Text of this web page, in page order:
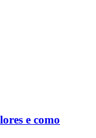
e como